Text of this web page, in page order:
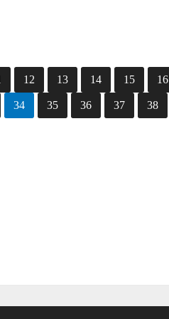
12 13 14 15 16
34 35 36 37 38